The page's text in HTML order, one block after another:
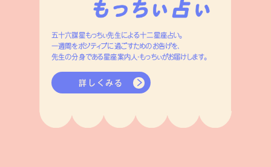
五十六謀星もっちぃ先生による十二星座占い。
一週間をポジティブに過ごすためのお告げを、
先生の分身である星座案内人・もっちぃがお届けします。
詳しくみる